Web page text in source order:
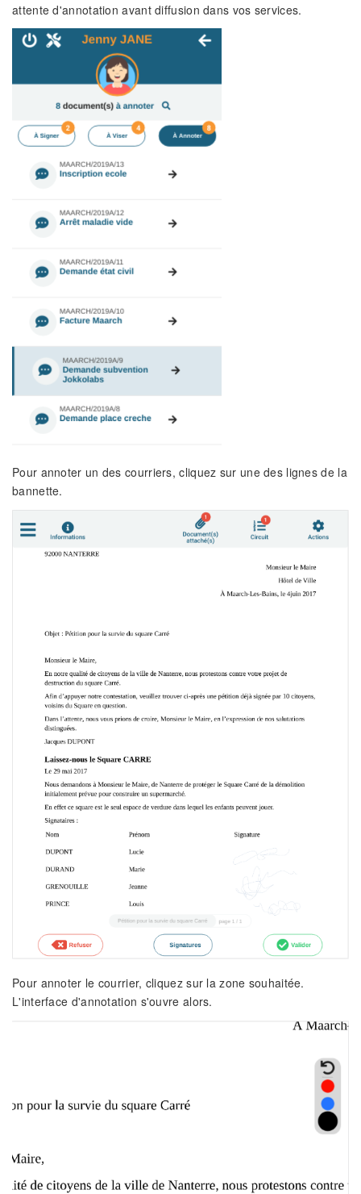
attente d'annotation avant diffusion dans vos services.
Pour annoter un des courriers, cliquez sur une des lignes de la
bannette.
Pour annoter le courrier, cliquez sur la zone souhaitée.
L'interface d'annotation s'ouvre alors.